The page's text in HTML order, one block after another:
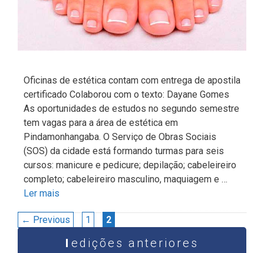
Oficinas de estética contam com entrega de apostila
certificado Colaborou com o texto: Dayane Gomes
As oportunidades de estudos no segundo semestre
tem vagas para a área de estética em
Pindamonhangaba. O Serviço de Obras Sociais
(SOS) da cidade está formando turmas para seis
cursos: manicure e pedicure; depilação; cabeleireiro
completo; cabeleireiro masculino, maquiagem e …
Ler mais
Navegação
de
← Previous Page
1 Page
2
edições anteriores